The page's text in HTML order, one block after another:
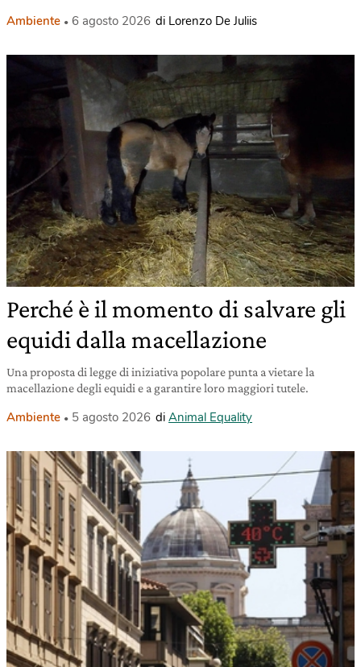
Ambiente 6 agosto 2026 di Lorenzo De Juliis
Perché è il momento di salvare gli
equidi dalla macellazione
Una proposta di legge di iniziativa popolare punta a vietare la
macellazione degli equidi e a garantire loro maggiori tutele.
Ambiente 5 agosto 2026 di Animal Equality